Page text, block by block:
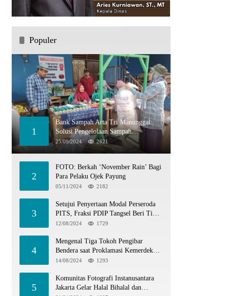
Populer
1
Bank Sampah Arta Tri Manunggal:
Solusi Pengelolaan Sampah
Berkelanjutan di Tangerang Selatan
25/09/2024 2621
2
FOTO: Berkah ‘November Rain’ Bagi
Para Pelaku Ojek Payung
05/11/2024 2182
3
Setujui Penyertaan Modal Perseroda
PITS, Fraksi PDIP Tangsel Beri Tiga
Catatan
12/08/2024 1729
4
Mengenal Tiga Tokoh Pengibar
Bendera saat Proklamasi Kemerdekaan
1945
14/08/2024 1293
5
Komunitas Fotografi Instanusantara
Jakarta Gelar Halal Bihalal dan